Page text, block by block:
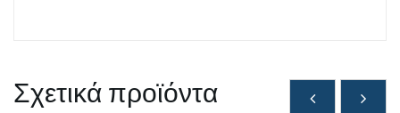
Σχετικά προϊόντα